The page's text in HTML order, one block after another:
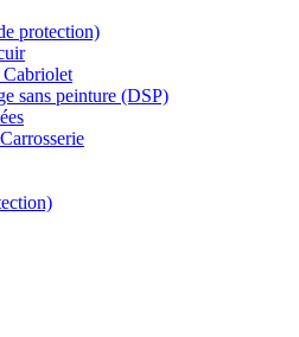
protection)
Cabriolet
sans peinture (DSP)